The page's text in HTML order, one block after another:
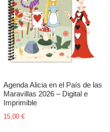
Agenda Alicia en el País de las
Maravillas 2026 – Digital e
Imprimible
15,00€